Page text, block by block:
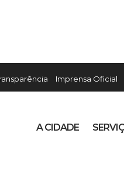
Imprensa Oficial
A CIDADE